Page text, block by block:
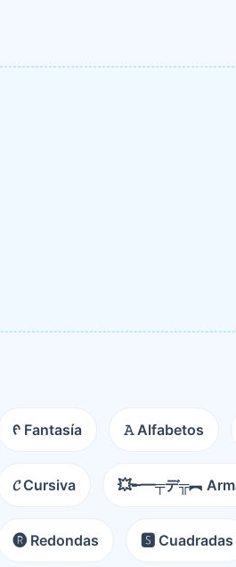
ᠻ Fantasía 𝙰 Alfabetos
𝓒 Cursiva 💥╾━╤デ╦︻
🅡 Redondas 🆂 Cuadradas